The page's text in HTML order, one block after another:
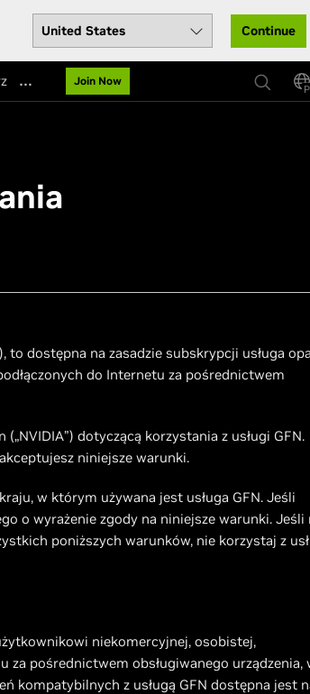
Continue
… Join Now
to dostępna na zasadzie subskrypcji usługa
do Internetu za pośrednictwem
dotyczącą korzystania z usługi GFN.
niniejsze warunki.
w którym używana jest usługa GFN. Jeśli
o wyrażenie zgody na niniejsze warunki. Jeśli
poniższych warunków, nie korzystaj z
niekomercyjnej, osobistej,
za pośrednictwem obsługiwanego urządzenia,
kompatybilnych z usługą GFN dostępna jest